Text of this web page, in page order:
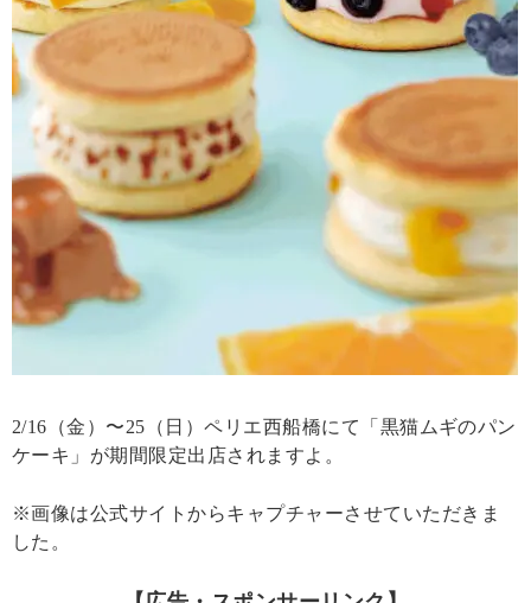
2/16（金）〜25（日）ペリエ西船橋にて「黒猫ムギのパン
ケーキ」が期間限定出店されますよ。
※画像は公式サイトからキャプチャーさせていただきま
した。